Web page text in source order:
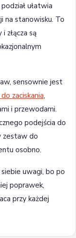
ułatwia
na stanowisku. To
złącza są
sensownie jest
zaciskania,
i przewodami.
podejścia do
zestaw do
osobno.
uwagi, bo po
poprawek,
przy każdej